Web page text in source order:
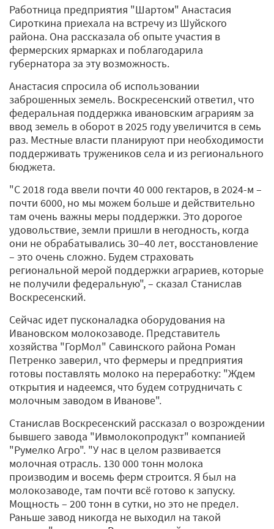
Работница предприятия "Шартом" Анастасия
Сироткина приехала на встречу из Шуйского
района. Она рассказала об опыте участия в
фермерских ярмарках и поблагодарила
губернатора за эту возможность.
Анастасия спросила об использовании
заброшенных земель. Воскресенский ответил, что
федеральная поддержка ивановским аграриям за
ввод земель в оборот в 2025 году увеличится в семь
раз. Местные власти планируют при необходимости
поддерживать тружеников села и из регионального
бюджета.
"С 2018 года ввели почти 40 000 гектаров, в 2024-м –
почти 6000, но мы можем больше и действительно
там очень важны меры поддержки. Это дорогое
удовольствие, земли пришли в негодность, когда
они не обрабатывались 30–40 лет, восстановление
– это очень сложно. Будем страховать
региональной мерой поддержки аграриев, которые
не получили федеральную", – сказал Станислав
Воскресенский.
Сейчас идет пусконаладка оборудования на
Ивановском молокозаводе. Представитель
хозяйства "ГорМол" Савинского района Роман
Петренко заверил, что фермеры и предприятия
готовы поставлять молоко на переработку: "Ждем
открытия и надеемся, что будем сотрудничать с
молочным заводом в Иванове".
Станислав Воскресенский рассказал о возрождении
бывшего завода "Ивмолокопродукт" компанией
"Румелко Агро". "У нас в целом развивается
молочная отрасль. 130 000 тонн молока
производим и восемь ферм строится. Я был на
молокозаводе, там почти всё готово к запуску.
Мощность – 200 тонн в сутки, но это не предел.
Раньше завод никогда не выходил на такой